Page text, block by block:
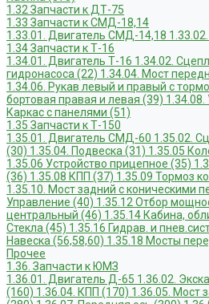
1.32 Запчасти к ДТ-75
1.33 Запчасти к СМД-18,14
1.33.01. Двигатель СМД-14,18
1.34 Запчасти к Т-16
1.34.01. Двигатель Т-16 1.34.02.
гидронасоса (22) 1.34.04. Мост
1.34.06. Рукав левый и правый с
бортовая правая и левая (39)
Каркас с панелями (51)
1.35 Запчасти к Т-150
1.35.01. Двигатель СМД-60 1.35.02.
(30) 1.35.04. Подвеска (31) 1.35.05
1.35.06 Устройство прицепное (35)
(36) 1.35.08 КПП (37) 1.35.09 Тормоз
1.35.10. Мост задний с коническими
Управление (40) 1.35.12 Отбор
центральный (46) 1.35.14 Кабина,
Стекла (45) 1.35.16 Гидрав. и
Навеска (56,58,60) 1.35.18 Мосты
Прочее
1.36. Запчасти к ЮМЗ
1.36.01. Двигатель Д-65 1.36.02.
(160) 1.36.04. КПП (170) 1.36.05. Мост